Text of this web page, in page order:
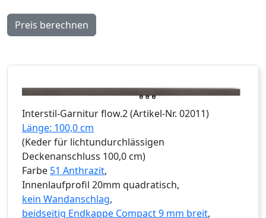
Preis berechnen
Interstil-Garniturflow.2(Artikel-Nr. 02011)
Länge: 100,0 cm
(Keder für lichtundurchlässigen
Deckenanschluss 100,0 cm)
Farbe 51 Anthrazit,
Innenlaufprofil 20mm quadratisch,
kein Wandanschlag,
beidseitig Endkappe Compact 9 mm breit,